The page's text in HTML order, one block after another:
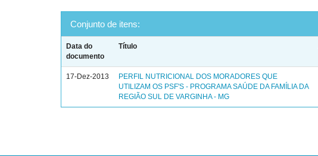
Conjunto de itens:
Data do
documento
Título
17-Dez-2013
PERFIL NUTRICIONAL DOS MORADORES QUE
UTILIZAM OS PSF'S - PROGRAMA SAÚDE DA FAMÍLIA DA
REGIÃO SUL DE VARGINHA - MG